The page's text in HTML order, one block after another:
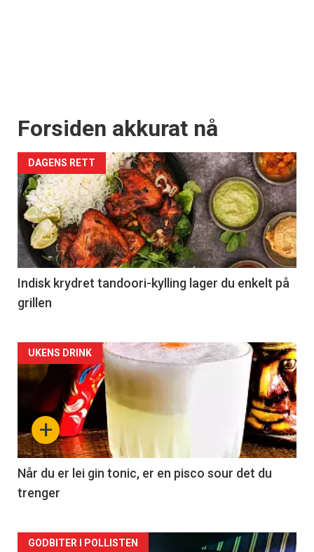
Forsiden akkurat nå
DAGENS RETT
Indisk krydret tandoori-kylling lager du enkelt på
grillen
Forsiden
akkurat
nå
-
2
+
UKENS DRINK
Når du er lei gin tonic, er en pisco sour det du
trenger
Forsiden
GODBITER I POLLISTEN